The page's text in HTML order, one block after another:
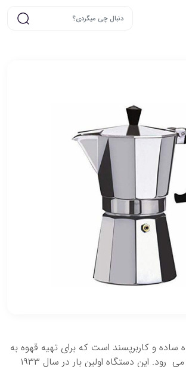
و کاربرپسند است که برای تهیه قهوه به
روش اسپرسو به کار می رود. این دستگاه اولین بار در سال ۱۹۳۳